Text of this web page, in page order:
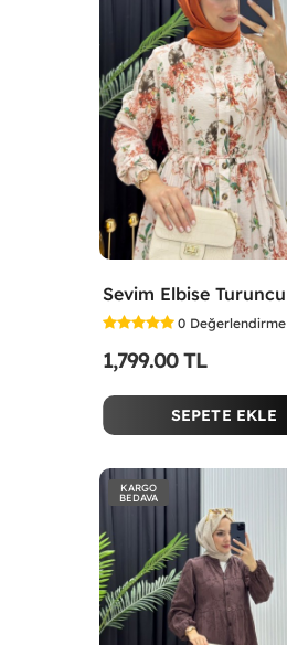
0 Değerlendirme
1,799.00 TL
SEPETE EKLE
KARGO
BEDAVA